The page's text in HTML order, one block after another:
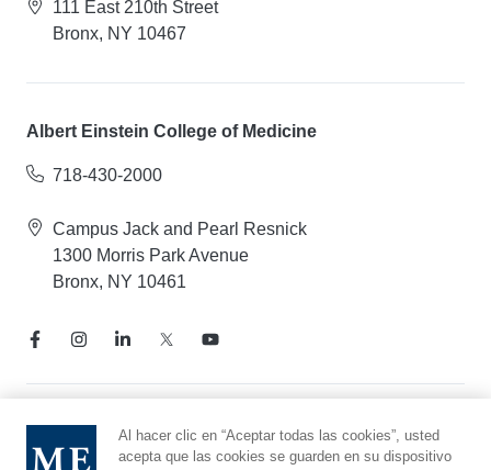
111 East 210th Street
Bronx, NY 10467
Albert Einstein College of Medicine
718-430-2000
Campus Jack and Pearl Resnick
1300 Morris Park Avenue
Bronx, NY 10461
Aviso de prácticas de privacidad
Línea directa de cumplimiento
Al hacer clic en “Aceptar todas las cookies”, usted
acepta que las cookies se guarden en su dispositivo